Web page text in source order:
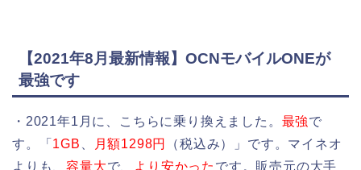
【2021年8月最新情報】OCNモバイルONEが
最強です
・2021年1月に、こちらに乗り換えました。 最強で
す。「 1GB 月額1298円
（税込み）」です。マイネオ
よりも、容量大で、 より安かった です。販売元の大手